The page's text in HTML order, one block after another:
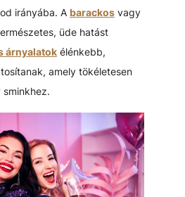
irányába. A barackos vagy
üde hatást
árnyalatok élénkebb,
amely tökéletesen